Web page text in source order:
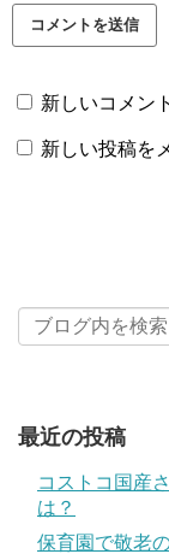
新しいコメン
新しい投稿を
最近の投稿
コストコ国産
は？
保育園で敬老